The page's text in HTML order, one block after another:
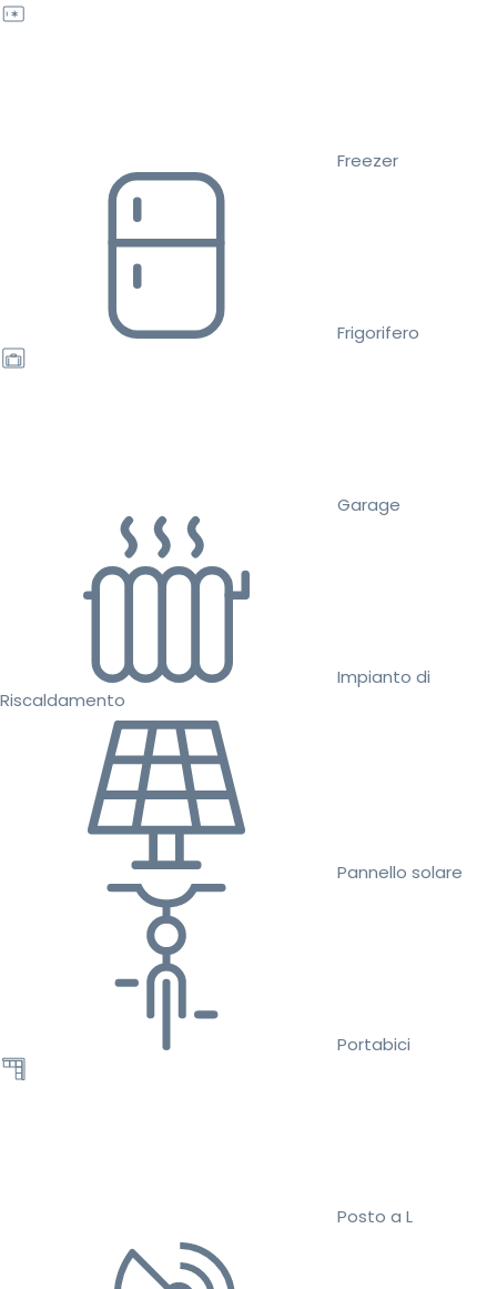
Freezer
Frigorifero
Garage
Impianto di
Riscaldamento
Pannello solare
Portabici
Posto a L